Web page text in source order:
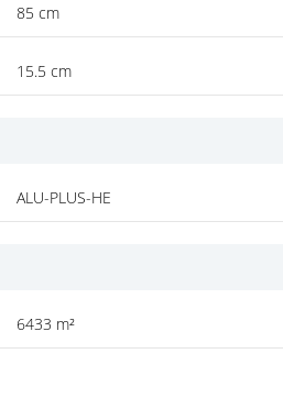
85 cm
15.5 cm
ALU-PLUS-HE
6433 m²